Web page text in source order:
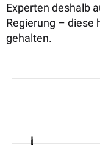
Experten deshalb
Regierung – diese
gehalten.